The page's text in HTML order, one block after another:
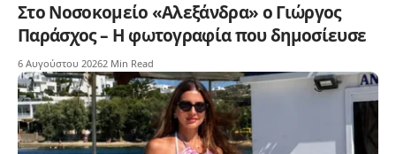
Στο Νοσοκομείο «Αλεξάνδρα» ο Γιώργος
Παράσχος – Η φωτογραφία που δημοσίευσε
6 Αυγούστου 20262 Min Read